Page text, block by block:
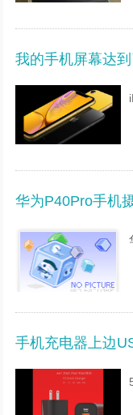
我的手机屏幕达
华为P40Pro手机
手机充电器上边